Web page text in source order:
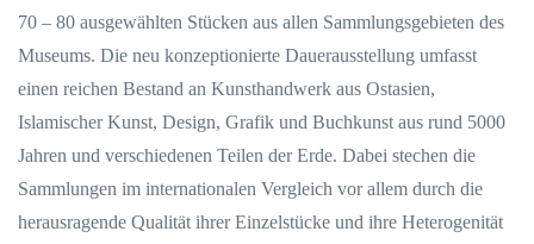
70 – 80 ausgewählten Stücken aus allen Sammlungsgebieten des
Museums. Die neu konzeptionierte Dauerausstellung umfasst
einen reichen Bestand an Kunsthandwerk aus Ostasien,
Islamischer Kunst, Design, Grafik und Buchkunst aus rund 5000
Jahren und verschiedenen Teilen der Erde. Dabei stechen die
Sammlungen im internationalen Vergleich vor allem durch die
herausragende Qualität ihrer Einzelstücke und ihre Heterogenität